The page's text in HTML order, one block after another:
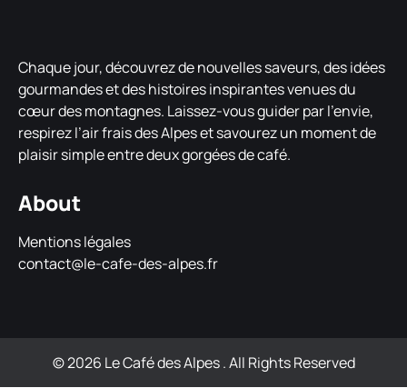
Chaque jour, découvrez de nouvelles saveurs, des idées
gourmandes et des histoires inspirantes venues du
cœur des montagnes. Laissez-vous guider par l’envie,
respirez l’air frais des Alpes et savourez un moment de
plaisir simple entre deux gorgées de café.
About
Mentions légales
contact@le-cafe-des-alpes.fr
© 2026 Le Café des Alpes. All Rights Reserved